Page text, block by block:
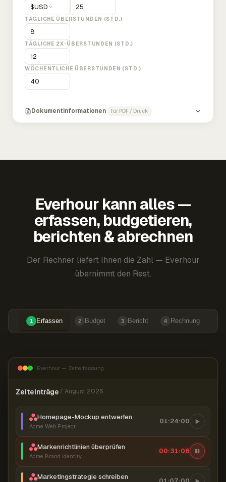
$USD
TÄGLICHE ÜBERSTUNDEN (STD.)
TÄGLICHE 2X-ÜBERSTUNDEN (STD.)
WÖCHENTLICHE ÜBERSTUNDEN (STD.)
Dokumentinformationen für PDF / Druck
Everhour kann alles —
erfassen, budgetieren,
berichten & abrechnen
Der Rechner liefert Ihnen die Zahl — Everhour
übernimmt den Rest.
1 Erfassen 2 Budget 3 Bericht 4 Rechnung
Everhour — Zeiterfassung
Zeiteinträge7. August 2026
Homepage-Mockup entwerfen
Acme Web Project
01:24:00
Markenrichtlinien überprüfen
Acme Brand Identity
00:31:07
Marketingstrategie schreiben